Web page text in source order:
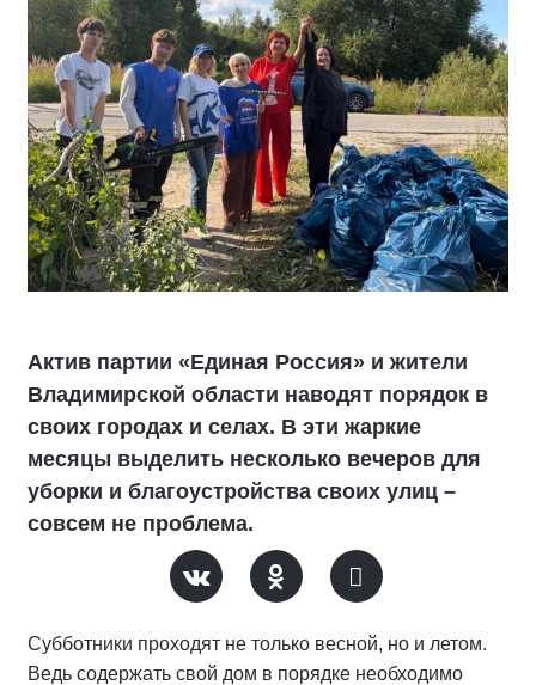
Актив партии «Единая Россия» и жители
Владимирской области наводят порядок в
своих городах и селах. В эти жаркие
месяцы выделить несколько вечеров для
уборки и благоустройства своих улиц –
совсем не проблема.
Субботники проходят не только весной, но и летом.
Ведь содержать свой дом в порядке необходимо